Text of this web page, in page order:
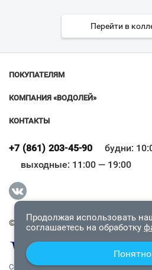
Перейти в
ПОКУПАТЕЛЯМ
КОМПАНИЯ «ВОДОЛЕЙ»
КОНТАКТЫ
+7 (861) 203-45-90
будни:
выходные: 11:00 — 19:00
© 2009-2026 «Водолей Онлайн».
СОГЛАШЕНИЕ О
Всё верно
Продолжая использовать
соглашаетесь на обработку
Понятно